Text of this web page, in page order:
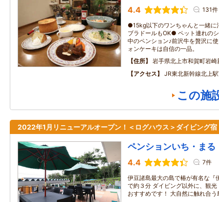
4.4 131件
●15kg以下のワンちゃんと一緒に
ブラドールもOK● ペット連れの
中のペンション♪前沢牛を贅沢に
ォンケーキは自信の一品。
住所
岩手県北上市和賀町岩
アクセス
JR東北新幹線北上
この施
2022年1月リニューアルオープン！＜ログハウス＞ダイビング宿
ペンションいち・まる
4.4 7件
伊豆諸島最大の島で椿が有名な『
で約３分 ダイビング以外に、観
おすすめです！ 大自然に触れ合